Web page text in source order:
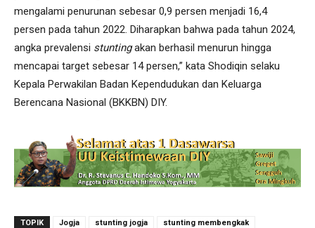
mengalami penurunan sebesar 0,9 persen menjadi 16,4
persen pada tahun 2022. Diharapkan bahwa pada tahun 2024,
angka prevalensi stuntingakan berhasil menurun hingga
mencapai target sebesar 14 persen,” kata Shodiqin selaku
Kepala Perwakilan Badan Kependudukan dan Keluarga
Berencana Nasional (BKKBN) DIY.
TOPIK Jogja stunting jogja stunting membengkak